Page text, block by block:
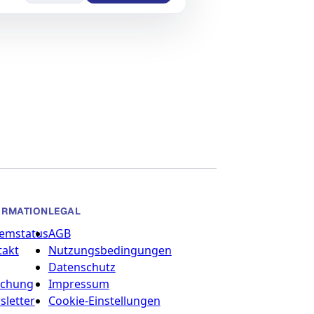
LEGAL
AGB
Nutzungsbedingungen
Datenschutz
Impressum
Cookie-Einstellungen